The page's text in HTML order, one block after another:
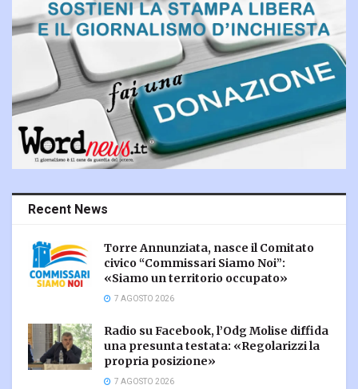
Recent News
Torre Annunziata, nasce il Comitato
civico “Commissari Siamo Noi”:
«Siamo un territorio occupato»
7 AGOSTO 2026
Radio su Facebook, l’Odg Molise diffida
una presunta testata: «Regolarizzi la
propria posizione»
7 AGOSTO 2026